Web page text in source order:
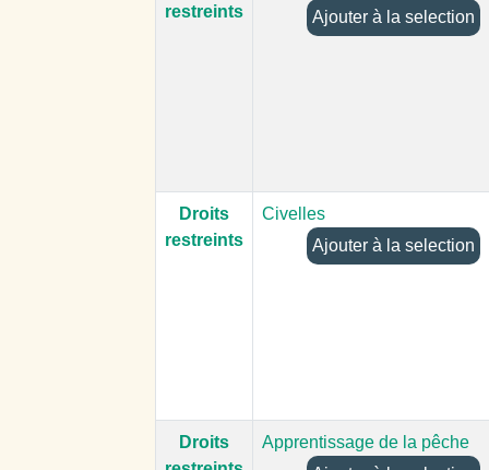
restreints
Ajouter à la selection
Droits
restreints
Civelles
Ajouter à la selection
Droits
Apprentissage de la pêche